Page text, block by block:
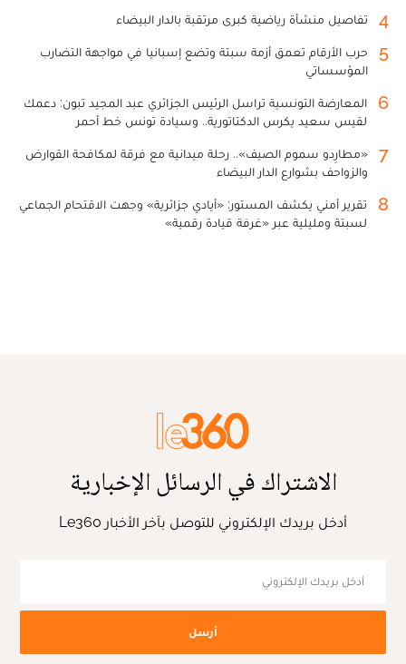
4 تفاصيل منشأة رياضية كبرى مرتقبة بالدار البيضاء
5
حرب الأرقام تعمق أزمة سبتة وتضع إسبانيا في مواجهة التضارب
المؤسساتي
6
المعارضة التونسية تراسل الرئيس الجزائري عبد المجيد تبون: دعمك
لقيس سعيد يكرس الدكتاتورية.. وسيادة تونس خط أحمر
7
«مطارِدو سموم الصيف».. رحلة ميدانية مع فرقة لمكافحة القوارض
والزواحف بشوارع الدار البيضاء
8
تقرير أمني يكشف المستور: «أيادي جزائرية» وجهت الاقتحام الجماعي
لسبتة ومليلية عبر «غرفة قيادة رقمية»
الاشتراك في الرسائل الإخبارية
أدخل بريدك الإلكتروني للتوصل بآخر الأخبار Le360
أرسل